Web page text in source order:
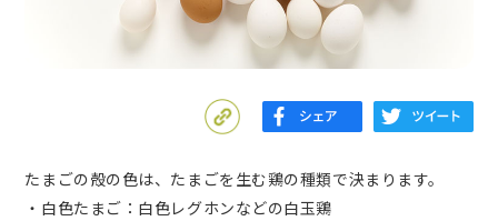
たまごの殻の色は、たまごを生む鶏の種類で決まります。
・白色たまご：白色レグホンなどの白玉鶏